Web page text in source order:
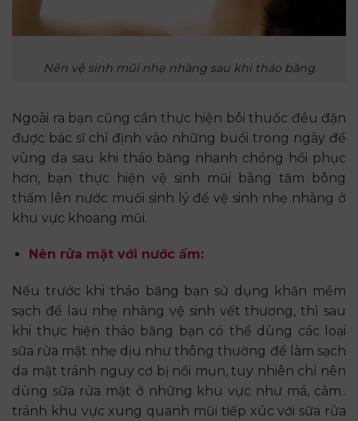
Nên vệ sinh mũi nhẹ nhàng sau khi tháo băng
Ngoài ra bạn cũng cần thực hiện bôi thuốc đều đặn
được bác sĩ chỉ định vào những buổi trong ngày để
vùng da sau khi tháo băng nhanh chóng hồi phục
hơn, bạn thực hiện vệ sinh mũi bằng tăm bông
thấm lên nước muối sinh lý để vệ sinh nhẹ nhàng ở
khu vực khoang mũi.
Nên rửa mặt với nước ấm:
Nếu trước khi tháo băng bạn sử dụng khăn mềm
sạch để lau nhẹ nhàng vệ sinh vết thương, thì sau
khi thực hiện tháo băng bạn có thể dùng các loại
sữa rửa mặt nhẹ dịu như thông thường để làm sạch
da mặt tránh nguy cơ bị nổi mụn, tuy nhiên chỉ nên
dùng sữa rửa mặt ở những khu vực như má, cằm..
tránh khu vực xung quanh mũi tiếp xúc với sữa rửa